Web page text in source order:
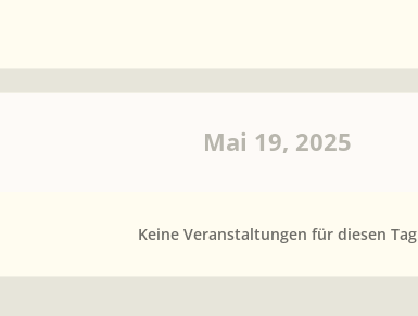
Mai 19, 2025
Keine Veranstaltungen für diesen Tag